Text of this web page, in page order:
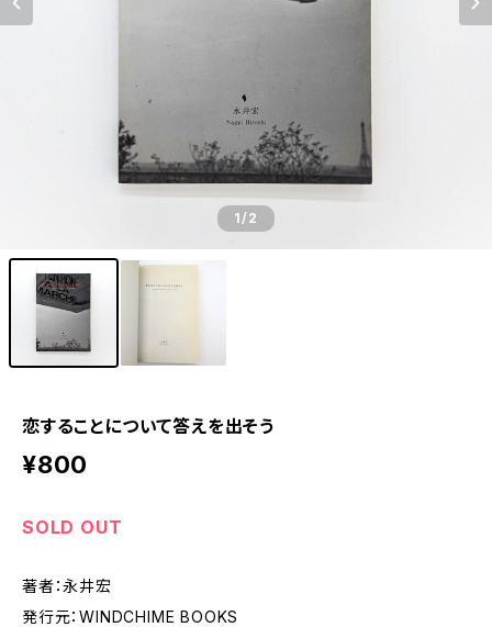
1/2
恋することについて答えを出そう
¥800
SOLD OUT
著者：永井宏
発行元：WINDCHIME BOOKS